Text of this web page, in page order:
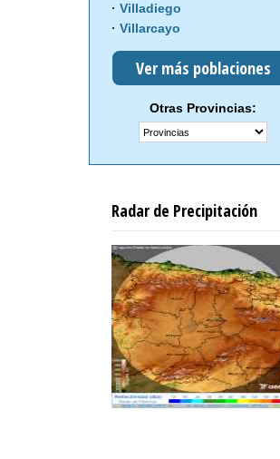
Villadiego
Villarcayo
Ver más poblaciones
Otras Provincias:
Radar de Precipitación